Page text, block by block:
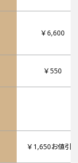
￥6,600
￥550
￥1,650お値引き